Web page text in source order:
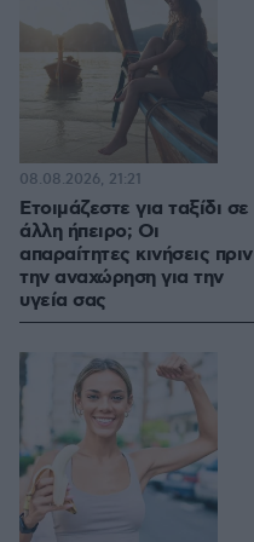
Ετοιμάζεστε για ταξίδι σε
άλλη ήπειρο; Οι
απαραίτητες κινήσεις πριν
την αναχώρηση για την
υγεία σας
08.08.2026, 21:21